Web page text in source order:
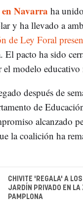
Navarra ha
y ha llevado a
de Ley Foral
El pacto ha sido
el modelo educativo
después de
de
alcanzado
la coalición ha
CHIVITE 'REGALA' A
JARDÍN PRIVADO EN LA
PAMPLONA